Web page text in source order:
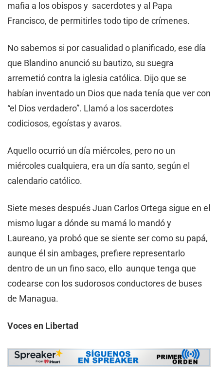
mafia a los obispos y sacerdotes y al Papa
Francisco, de permitirles todo tipo de crímenes.
No sabemos si por casualidad o planificado, ese día
que Blandino anunció su bautizo, su suegra
arremetió contra la iglesia católica. Dijo que se
habían inventado un Dios que nada tenía que ver con
“el Dios verdadero”. Llamó a los sacerdotes
codiciosos, egoístas y avaros.
Aquello ocurrió un día miércoles, pero no un
miércoles cualquiera, era un día santo, según el
calendario católico.
Siete meses después Juan Carlos Ortega sigue en el
mismo lugar a dónde su mamá lo mandó y
Laureano, ya probó que se siente ser como su papá,
aunque él sin ambages, prefiere representarlo
dentro de un un fino saco, ello aunque tenga que
codearse con los sudorosos conductores de buses
de Managua.
Voces en Libertad